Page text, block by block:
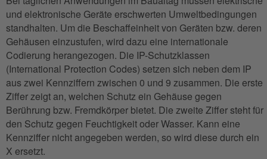
und elektronische Geräte erschwerten Umweltbedingungen
standhalten. Um die Beschaffeinheit von Geräten bzw. deren
Gehäusen einzustufen, wird dazu eine internationale
Codierung herangezogen. Die IP-Schutzklassen
(International Protection Codes) setzen sich neben dem IP
aus zwei Kennziffern zwischen 0 und 9 zusammen. Die erste
Ziffer zeigt an, welchen Schutz ein Gehäuse gegen
Berührung bzw. Fremdkörper bietet. Die zweite Ziffer steht für
den Schutz gegen Feuchtigkeit oder Wasser. Kann eine
Kennziffer nicht angegeben werden, so wird diese durch ein
X ersetzt.